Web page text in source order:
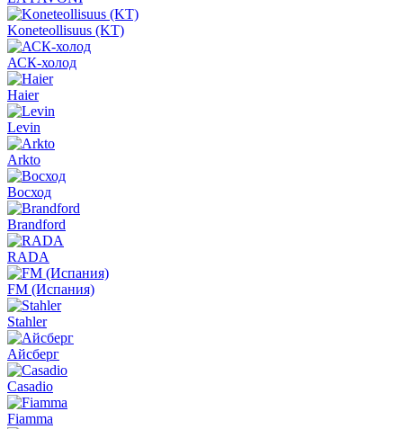
Koneteollisuus (KT)
АСК-холод
Haier
Levin
Arkto
Восход
Brandford
RADA
FM (Испания)
Stahler
Айсберг
Casadio
Fiamma